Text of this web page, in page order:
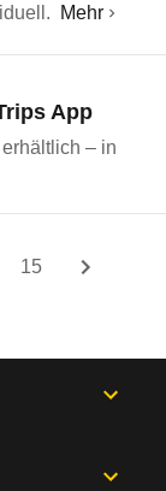
Mehr
App
– in
15